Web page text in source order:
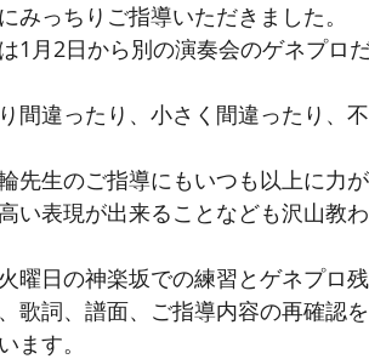
みっちりご指導いただきました。
1月2日から別の演奏会のゲネプロ
間違ったり、小さく間違ったり、
先生のご指導にもいつも以上に力
い表現が出来ることなども沢山教わ
曜日の神楽坂での練習とゲネプロ
歌詞、譜面、ご指導内容の再確認
ます。